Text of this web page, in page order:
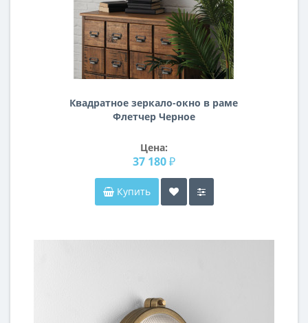
Квадратное зеркало-окно в раме
Флетчер Черное
Цена:
37 180 ₽
Купить